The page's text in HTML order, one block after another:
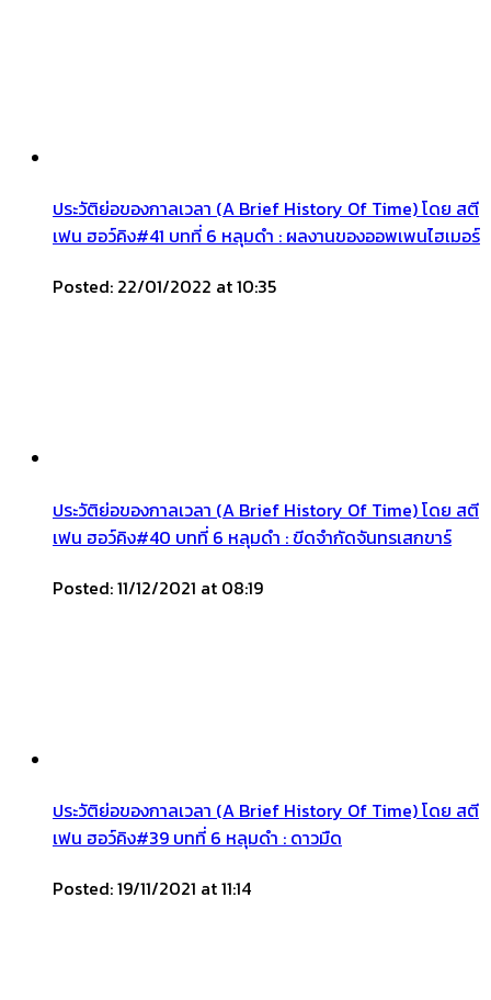
ประวัติย่อของกาลเวลา (A Brief History Of Time) โดย สตี
เฟน ฮอว์คิง#41 บทที่ 6 หลุมดำ : ผลงานของออพเพนไฮเมอร์
Posted: 22/01/2022 at 10:35
ประวัติย่อของกาลเวลา (A Brief History Of Time) โดย สตี
เฟน ฮอว์คิง#40 บทที่ 6 หลุมดำ : ขีดจำกัดจันทรเสกขาร์
Posted: 11/12/2021 at 08:19
ประวัติย่อของกาลเวลา (A Brief History Of Time) โดย สตี
เฟน ฮอว์คิง#39 บทที่ 6 หลุมดำ : ดาวมืด
Posted: 19/11/2021 at 11:14